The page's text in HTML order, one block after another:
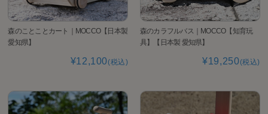
森のことことカート｜MOCCO【日本製
愛知県】
¥12,100(税込)
森のカラフルバス｜MOCCO【知育玩
具】【日本製 愛知県】
¥19,250(税込)